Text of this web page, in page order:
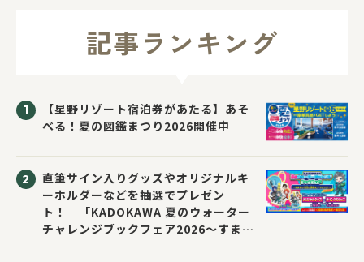
記事ランキング
【星野リゾート宿泊券があたる】あそ
べる！夏の図鑑まつり2026開催中
直筆サイン入りグッズやオリジナルキ
ーホルダーなどを抽選でプレゼン
ト！ 「KADOKAWA 夏のウォーター
チャレンジブックフェア2026～すまな